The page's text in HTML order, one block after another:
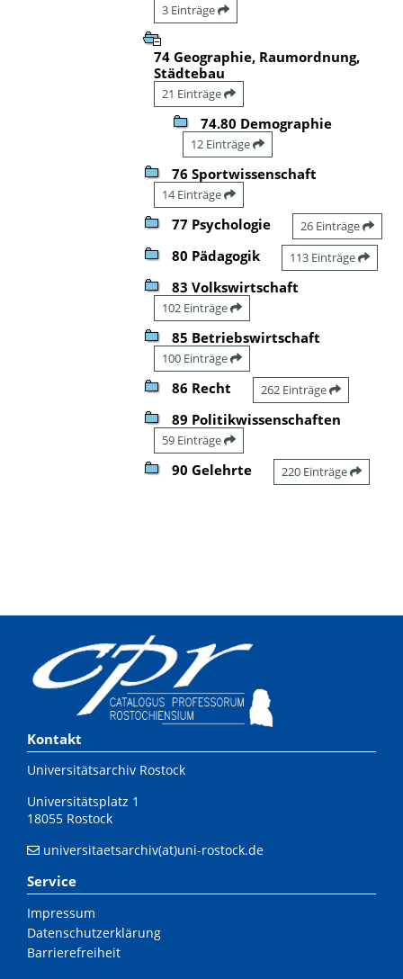
3 Einträge
74 Geographie, Raumordnung,
Städtebau
21 Einträge
74.80 Demographie
12 Einträge
76 Sportwissenschaft
14 Einträge
77 Psychologie 26 Einträge
80 Pädagogik 113 Einträge
83 Volkswirtschaft
102 Einträge
85 Betriebswirtschaft
100 Einträge
86 Recht 262 Einträge
89 Politikwissenschaften
59 Einträge
90 Gelehrte 220 Einträge
Kontakt
Universitätsarchiv Rostock
Universitätsplatz 1
18055 Rostock
universitaetsarchiv(at)uni-rostock.de
Service
Impressum
Datenschutzerklärung
Barrierefreiheit